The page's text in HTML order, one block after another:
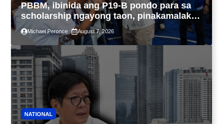
PBBM, ibinida ang P19-B pondo para sa
scholarship ngayong taon, pinakamalaki
sa kasaysayan ng TESDA
Michael Peronce August 7, 2026
NATIONAL